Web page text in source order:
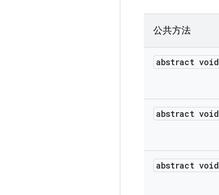
公共方法
abstract void
abstract void
abstract void